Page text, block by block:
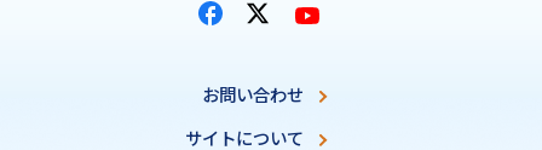
お問い合わせ
サイトについて